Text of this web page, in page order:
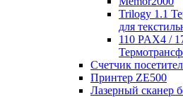
Trilogy 1.1
для
110 PAX4 /
Счетчик
Принтер ZE500
Лазерный сканер